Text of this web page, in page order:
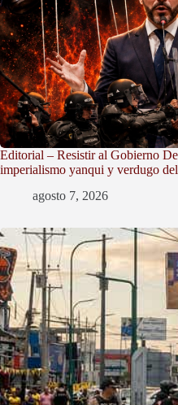
Editorial – Resistir al Gobierno
imperialismo yanqui y verdugo
agosto 7, 2026